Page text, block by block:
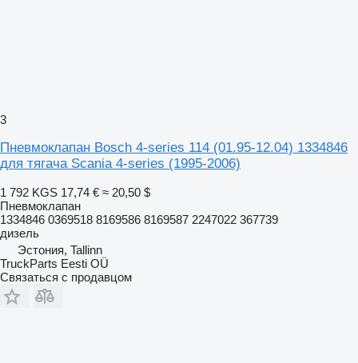
3
Пневмоклапан Bosch 4-series 114 (01.95-12.04) 1334846
для тягача Scania 4-series (1995-2006)
1 792 KGS 17,74 € ≈ 20,50 $
Пневмоклапан
1334846 0369518 8169586 8169587 2247022 367739
дизель
Эстония, Tallinn
TruckParts Eesti OÜ
Связаться с продавцом